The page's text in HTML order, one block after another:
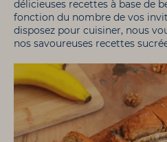
délicieuses recettes à base de
fonction du nombre de vos
disposez pour cuisiner, nous
nos savoureuses recettes